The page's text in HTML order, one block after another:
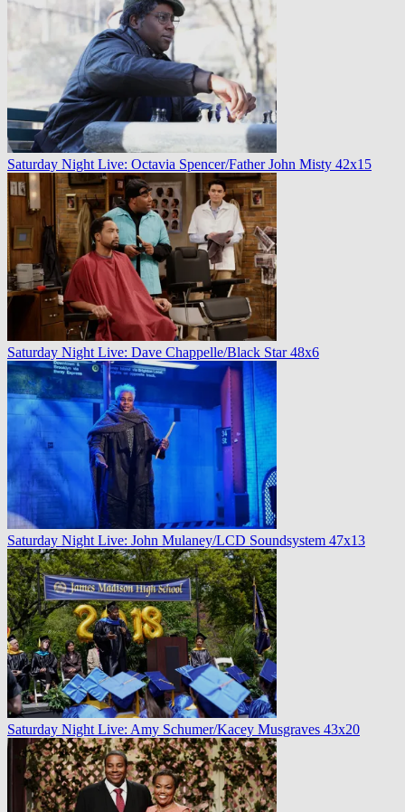
Saturday Night Live: Octavia Spencer/Father John Misty 42x15
Saturday Night Live: Dave Chappelle/Black Star 48x6
Saturday Night Live: John Mulaney/LCD Soundsystem 47x13
Saturday Night Live: Amy Schumer/Kacey Musgraves 43x20